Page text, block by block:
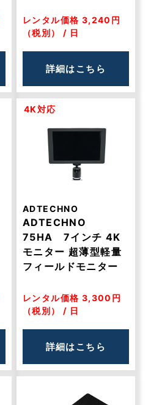
レンタル価格 3,240円
（税別） / 日
詳細はこちら
4K対応
ADTECHNO
ADTECHNO
75HA 7インチ 4K
モニター 超薄型軽量
フィールドモニター
レンタル価格 3,300円
（税別） / 日
詳細はこちら